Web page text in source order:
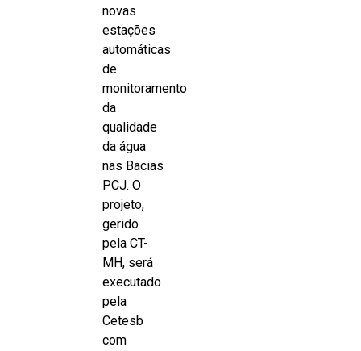
novas
estações
automáticas
de
monitoramento
da
qualidade
da água
nas Bacias
PCJ. O
projeto,
gerido
pela CT-
MH, será
executado
pela
Cetesb
com